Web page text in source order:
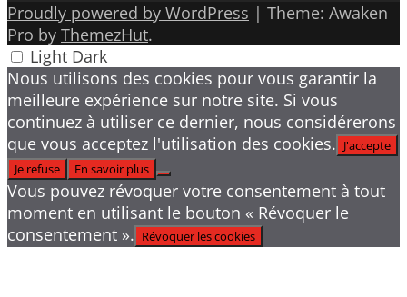
Proudly powered by WordPress | Theme: Awaken
Pro by ThemezHut.
Light Dark
Nous utilisons des cookies pour vous garantir la
meilleure expérience sur notre site. Si vous
continuez à utiliser ce dernier, nous considérerons
que vous acceptez l'utilisation des cookies. J'accepte
Je refuse
En savoir plus
Vous pouvez révoquer votre consentement à tout
moment en utilisant le bouton « Révoquer le
consentement ». Révoquer les cookies